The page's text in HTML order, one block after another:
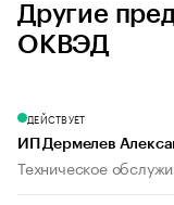
Другие
ОКВЭД
ДЕЙСТВУЕТ
ИП Дермелев
Техническое